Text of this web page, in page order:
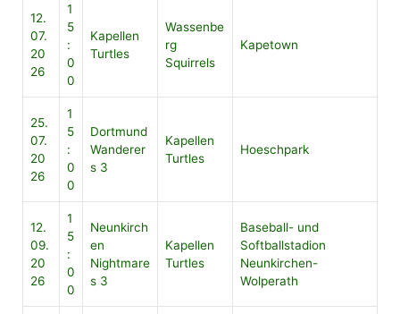
12.
07.
20
26
1
5
:
0
0
Kapellen
Turtles
Wassenbe
rg
Squirrels
Kapetown
25.
07.
20
26
1
5
:
0
0
Dortmund
Wanderer
s 3
Kapellen
Turtles
Hoeschpark
12.
09.
20
26
1
5
:
0
0
Neunkirch
en
Nightmare
s 3
Kapellen
Turtles
Baseball- und
Softballstadion
Neunkirchen-
Wolperath